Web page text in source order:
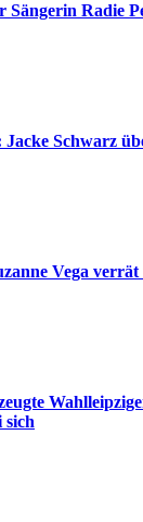
Sängerin Radie
Schwarz
Vega verrät
sich